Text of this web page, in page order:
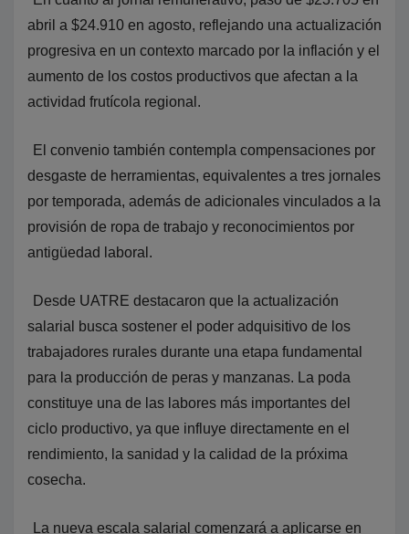
abril a $24.910 en agosto, reflejando una actualización
progresiva en un contexto marcado por la inflación y el
aumento de los costos productivos que afectan a la
actividad frutícola regional.
El convenio también contempla compensaciones por
desgaste de herramientas, equivalentes a tres jornales
por temporada, además de adicionales vinculados a la
provisión de ropa de trabajo y reconocimientos por
antigüedad laboral.
Desde UATRE destacaron que la actualización
salarial busca sostener el poder adquisitivo de los
trabajadores rurales durante una etapa fundamental
para la producción de peras y manzanas. La poda
constituye una de las labores más importantes del
ciclo productivo, ya que influye directamente en el
rendimiento, la sanidad y la calidad de la próxima
cosecha.
La nueva escala salarial comenzará a aplicarse en